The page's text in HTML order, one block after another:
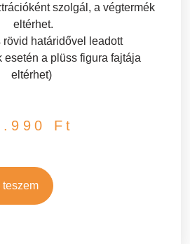
szolgál, a végtermék
eltérhet.
rövid határidővel leadott
esetén a plüss figura fajtája
eltérhet)
Ft
teszem